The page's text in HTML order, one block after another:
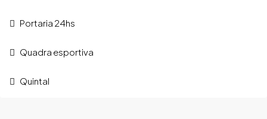
Portaria 24hs
Quadra esportiva
Quintal